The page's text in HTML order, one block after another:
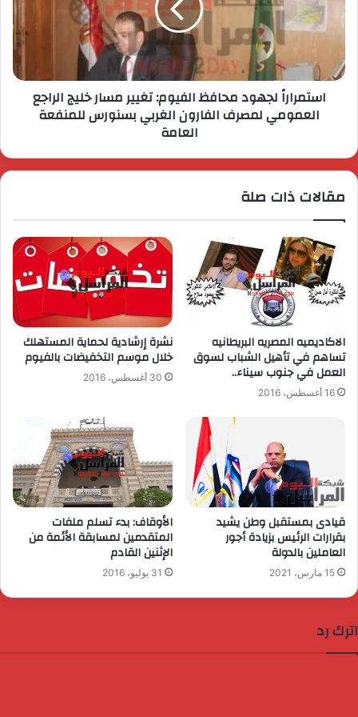
استمراراً لجهود محافظ الفيوم: تغيير مسار خليج الراجع
العمومي لمصرف الفارون الغربي بسنورس للمنفعة
العامة
مقالات ذات صلة
الاكاديميه المصريه البريطانيه
تساهم في تأهيل الشباب لسوق
العمل في جنوب سيناء..
16 أغسطس، 2016
نشرة إرشادية لحماية المستهلك
خلال موسم التخفيضات بالفيوم
30 أغسطس، 2016
قيادى بمستقبل وطن يشيد
بقرارات الرئيس بزيادة أجور
العاملين بالدولة
15 مارس، 2021
الأوقاف: بدء تسلم ملفات
المتقدمين لمسابقة الأئمة من
الإثنين القادم
31 يوليو، 2016
اترك رد